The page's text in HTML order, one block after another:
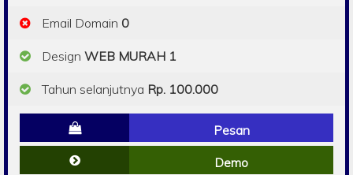
Email Domain 0
Design WEB MURAH 1
Tahun selanjutnya Rp. 100.000
Pesan
Demo